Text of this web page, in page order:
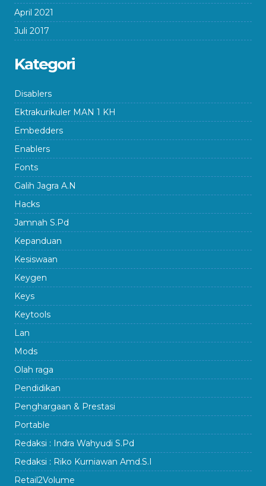
April 2021
Juli 2017
Kategori
Disablers
Ektrakurikuler MAN 1 KH
Embedders
Enablers
Fonts
Galih Jagra A.N
Hacks
Jamnah S.Pd
Kepanduan
Kesiswaan
Keygen
Keys
Keytools
Lan
Mods
Olah raga
Pendidikan
Penghargaan & Prestasi
Portable
Redaksi : Indra Wahyudi S.Pd
Redaksi : Riko Kurniawan Amd.S.I
Retail2Volume